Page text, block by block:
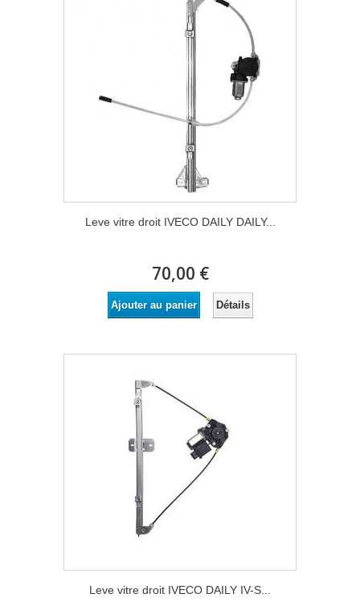
Leve vitre droit IVECO DAILY DAILY...
70,00 €
Ajouter au panier Détails
Leve vitre droit IVECO DAILY IV-S...